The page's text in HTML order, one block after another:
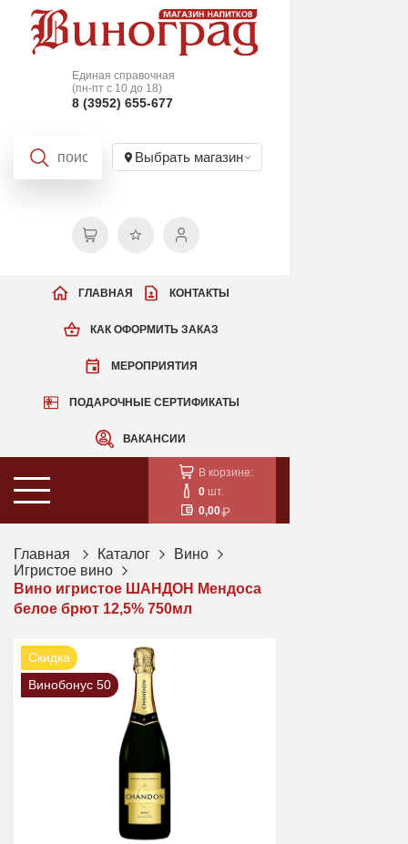
Единая справочная
(пн-пт с 10 до 18)
8 (3952) 655-677
Выбрать магазин
КАК ОФОРМИТЬ ЗАКАЗ
МЕРОПРИЯТИЯ
ПОДАРОЧНЫЕ СЕРТИФИКАТЫ
ВАКАНСИИ
ГЛАВНАЯ КОНТАКТЫ
В корзине:
0 шт.
0,00
Главная Каталог
Вино
Игристое вино
Вино игристое ШАНДОН Мендоса
белое брют 12,5% 750мл
Скидка
Винобонус 50